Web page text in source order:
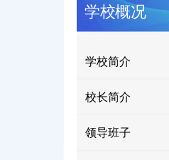
学校简介
校长简介
领导班子
学校概况